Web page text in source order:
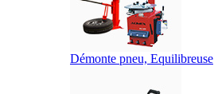
Démonte pneu, Equilibreuse